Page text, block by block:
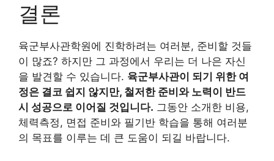
결론
육군부사관학원에 진학하려는 여러분, 준비할 것들
이 많죠? 하지만 그 과정에서 우리는 더 나은 자신
을 발견할 수 있습니다. 육군부사관이 되기 위한 여
정은 결코 쉽지 않지만, 철저한 준비와 노력이 반드
시 성공으로 이어질 것입니다. 그동안 소개한 비용,
체력측정, 면접 준비와 필기반 학습을 통해 여러분
의 목표를 이루는 데 큰 도움이 되길 바랍니다.